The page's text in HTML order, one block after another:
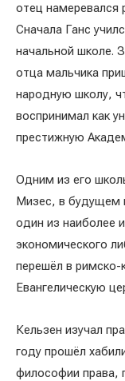
отец намеревался
Сначала Ганс
начальной школе.
отца мальчика
народную школу,
воспринимал как
престижную
Одним из его
Мизес, в будущем
один из наиболее
экономического
перешёл в римско-
Евангелическую
Кельзен изучал
году прошёл
философии права,